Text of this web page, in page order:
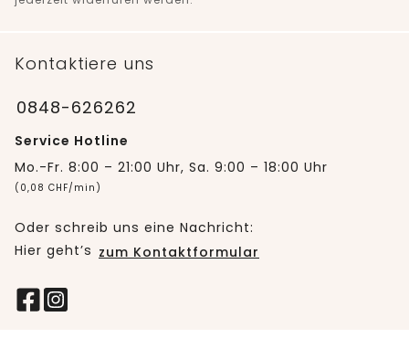
Kontaktiere uns
0848-626262
Service Hotline
Mo.-Fr. 8:00 – 21:00 Uhr, Sa. 9:00 – 18:00 Uhr
(0,08 CHF/min)
Oder schreib uns eine Nachricht:
Hier geht’s zum Kontaktformular